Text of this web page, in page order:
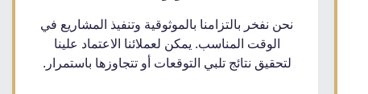
نحن نفخر بالتزامنا بالموثوقية وتنفيذ المشاريع في
الوقت المناسب. يمكن لعملائنا الاعتماد علينا
لتحقيق نتائج تلبي التوقعات أو تتجاوزها باستمرار.